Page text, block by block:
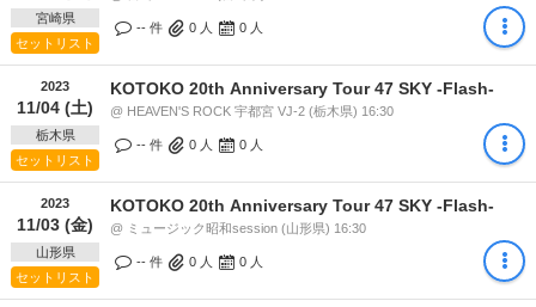
宮崎県
セットリスト
-- 件 0 人 0 人
2023
11/04 (土)
栃木県
セットリスト
KOTOKO 20th Anniversary Tour 47 SKY -Flash-
@ HEAVEN'S ROCK 宇都宮 VJ-2 (栃木県) 16:30
-- 件 0 人 0 人
2023
11/03 (金)
山形県
セットリスト
KOTOKO 20th Anniversary Tour 47 SKY -Flash-
@ ミュージック昭和session (山形県) 16:30
-- 件 0 人 0 人